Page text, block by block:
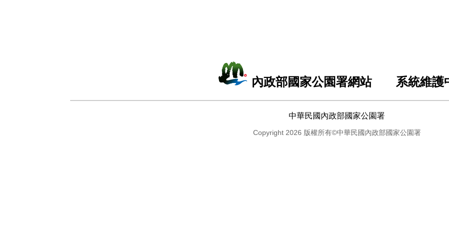
內政部國家公園署網站 系統維護
中華民國內政部國家公園署
Copyright 2026 版權所有©中華民國內政部國家公園署